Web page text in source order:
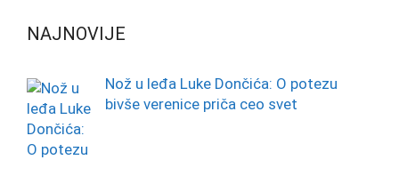
NAJNOVIJE
Nož u leđa Luke Dončića: O potezu
bivše verenice priča ceo svet